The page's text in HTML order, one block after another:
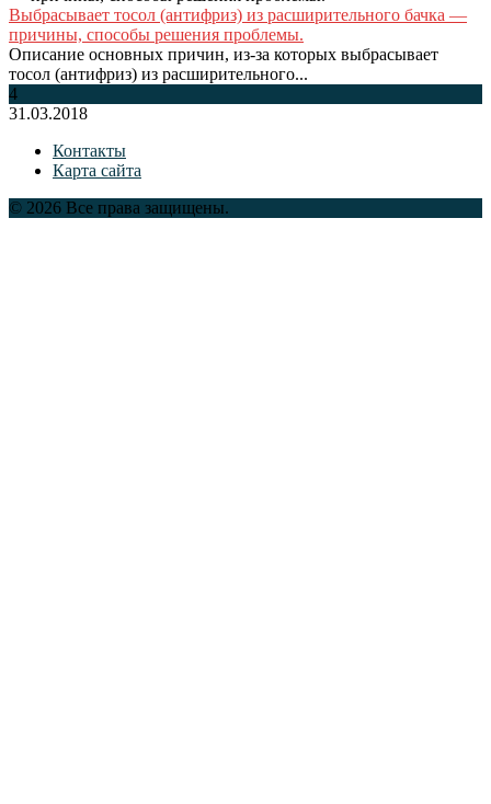
Выбрасывает тосол (антифриз) из расширительного бачка —
причины, способы решения проблемы.
Описание основных причин, из-за которых выбрасывает
тосол (антифриз) из расширительного...
4
31.03.2018
Контакты
Карта сайта
© 2026 Все права защищены.